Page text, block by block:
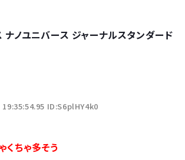
ナノユニバース ジャーナルスタンダード
ID:S6plHY4k0
くちゃ多そう